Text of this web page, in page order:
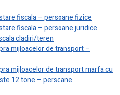
fiscala – persoane fizice
fiscala – persoane juridice
cladiri/teren
mijloacelor de transport –
mijloacelor de transport marfa cu
12 tone – persoane